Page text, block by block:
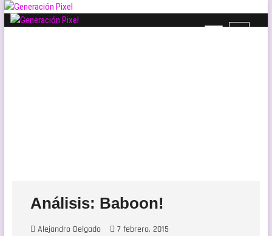
Saltar
B
Análisis: Baboon!
Alejandro Delgado
7 febrero, 2015